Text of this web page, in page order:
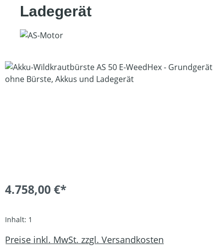
Ladegerät
Bildergalerie überspringen
4.758,00 €*
Inhalt: 1
Preise inkl. MwSt. zzgl. Versandkosten